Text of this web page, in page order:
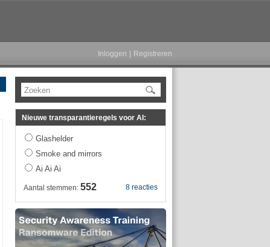
Inloggen Registreren
Zoeken
Nieuwe transparantieregels voor AI:
Glashelder
Smoke and mirrors
Ai Ai Ai
8 reacties
Aantal stemmen: 552